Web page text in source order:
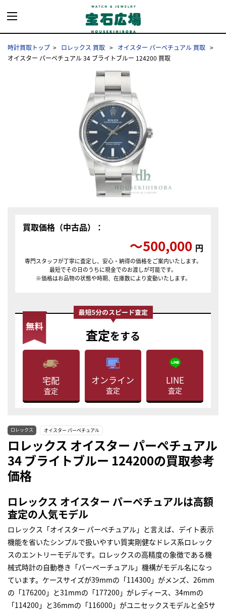
時計買取トップ ロレックス 買取
オイスター パーペチュアル 買取
オイスター パーペチュアル 34 ブライトブルー 124200 買取
買取価格（中古品）：
〜500,000 円
専門スタッフが丁寧に査定し、安心・納得の価格をご案内いたします。
最短でその日のうちに現金でのお渡しが可能です。
※価格はお品物の状態や時期、在庫数により変動いたします。
査定をする
宅配
査定
オンライン
査定
LINE
査定
ロレックス オイスター パーペチュアル
ロレックス オイスター パーペチュアル
34 ブライトブルー 124200の買取参考
価格
ロレックス オイスター パーペチュアルは高額
査定の人気モデル
ロレックス「オイスター パーペチュアル」と言えば、デイト表示
機能を省いたシンプルで扱いやすい質実剛健なドレス系ロレック
スのエントリーモデルです。ロレックスの高精度の象徴である機
械式時計の自動巻き「パーペーチュアル」機構がモデル名になっ
ています。ケースサイズが39mmの「114300」がメンズ、26mm
の「176200」と31mmの「177200」がレディース、34mmの
「114200」と36mmの「116000」がユニセックスモデルと全5サ